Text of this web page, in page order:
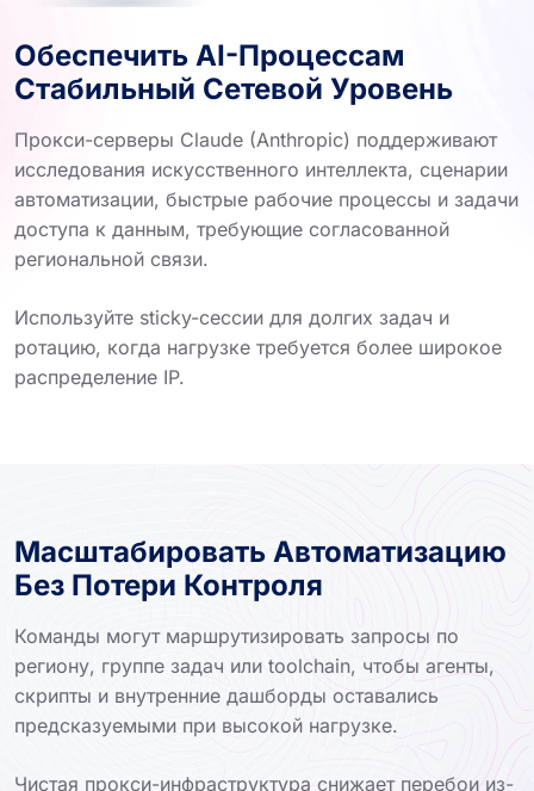
Обеспечить AI-Процессам
Стабильный Сетевой Уровень
Прокси-серверы Claude (Anthropic) поддерживают
исследования искусственного интеллекта, сценарии
автоматизации, быстрые рабочие процессы и задачи
доступа к данным, требующие согласованной
региональной связи.
Используйте sticky-сессии для долгих задач и
ротацию, когда нагрузке требуется более широкое
распределение IP.
Масштабировать Автоматизацию
Без Потери Контроля
Команды могут маршрутизировать запросы по
региону, группе задач или toolchain, чтобы агенты,
скрипты и внутренние дашборды оставались
предсказуемыми при высокой нагрузке.
Чистая прокси-инфраструктура снижает перебои из-